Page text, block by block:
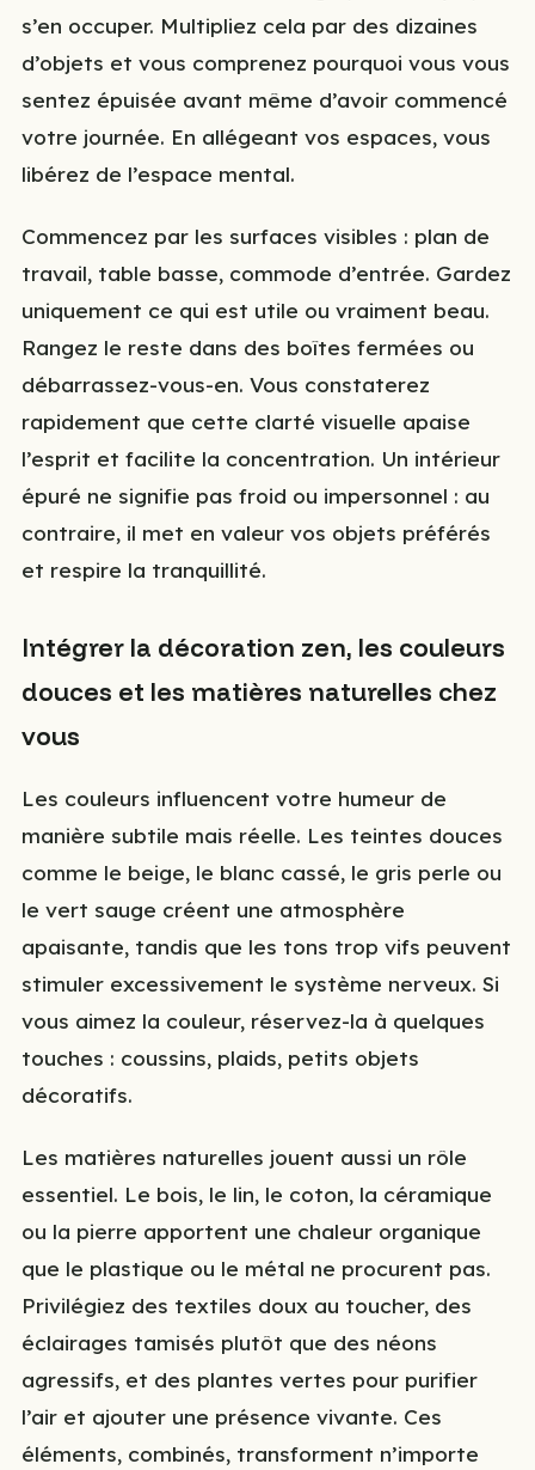
s’en occuper. Multipliez cela par des dizaines
d’objets et vous comprenez pourquoi vous vous
sentez épuisée avant même d’avoir commencé
votre journée. En allégeant vos espaces, vous
libérez de l’espace mental.
Commencez par les surfaces visibles : plan de
travail, table basse, commode d’entrée. Gardez
uniquement ce qui est utile ou vraiment beau.
Rangez le reste dans des boîtes fermées ou
débarrassez-vous-en. Vous constaterez
rapidement que cette clarté visuelle apaise
l’esprit et facilite la concentration. Un intérieur
épuré ne signifie pas froid ou impersonnel : au
contraire, il met en valeur vos objets préférés
et respire la tranquillité.
Intégrer la décoration zen, les couleurs
douces et les matières naturelles chez
vous
Les couleurs influencent votre humeur de
manière subtile mais réelle. Les teintes douces
comme le beige, le blanc cassé, le gris perle ou
le vert sauge créent une atmosphère
apaisante, tandis que les tons trop vifs peuvent
stimuler excessivement le système nerveux. Si
vous aimez la couleur, réservez-la à quelques
touches : coussins, plaids, petits objets
décoratifs.
Les matières naturelles jouent aussi un rôle
essentiel. Le bois, le lin, le coton, la céramique
ou la pierre apportent une chaleur organique
que le plastique ou le métal ne procurent pas.
Privilégiez des textiles doux au toucher, des
éclairages tamisés plutôt que des néons
agressifs, et des plantes vertes pour purifier
l’air et ajouter une présence vivante. Ces
éléments, combinés, transforment n’importe